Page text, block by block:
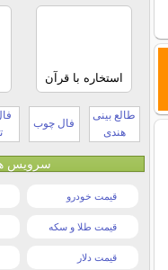
استخاره با قرآن
طالع بینی
هندی
فال چوب
سرویس
قیمت خودرو
قیمت طلا و سکه
قیمت دلار